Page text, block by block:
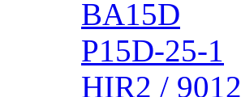
BA15D
P15D-25-1
HIR2 / 9012